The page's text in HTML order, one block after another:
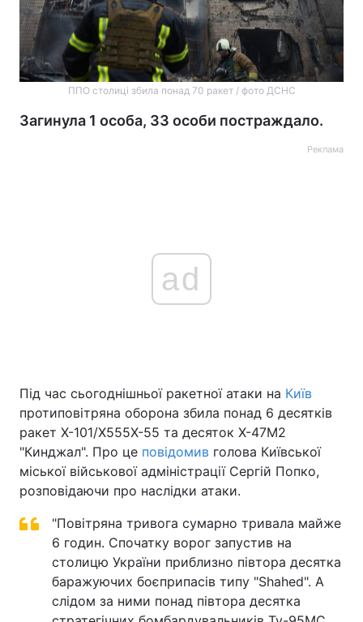
ППО столиці збила понад 70 ракет / фото ДСНС
Загинула 1 особа, 33 особи постраждало.
Реклама
ad
Під час сьогоднішньої ракетної атаки на Київ
протиповітряна оборона збила понад 6 десятків
ракет Х-101/Х555Х-55 та десяток Х-47М2
"Кинджал". Про це повідомив голова Київської
міської військової адміністрації Сергій Попко,
розповідаючи про наслідки атаки.
"Повітряна тривога сумарно тривала майже
6 годин. Спочатку ворог запустив на
столицю України приблизно півтора десятка
баражуючих боєприпасів типу "Shahed". А
слідом за ними понад півтора десятка